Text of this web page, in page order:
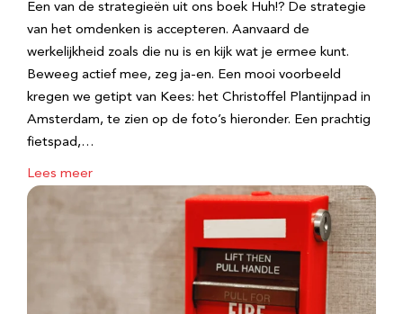
Een van de strategieën uit ons boek Huh!? De strategie
van het omdenken is accepteren. Aanvaard de
werkelijkheid zoals die nu is en kijk wat je ermee kunt.
Beweeg actief mee, zeg ja-en. Een mooi voorbeeld
kregen we getipt van Kees: het Christoffel Plantijnpad in
Amsterdam, te zien op de foto’s hieronder. Een prachtig
fietspad,…
Lees meer